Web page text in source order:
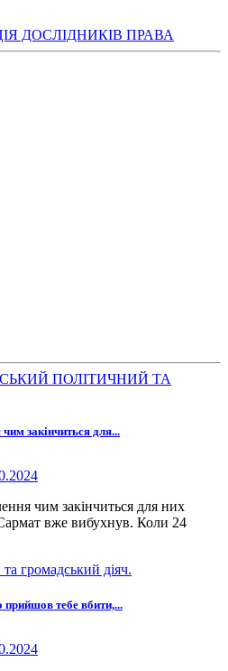
ПОЛІТИЧНИЙ ТА
закінчиться для...
чим закінчиться для них
вже вибухнув. Коли 24
громадський діяч.
тебе вбити,...